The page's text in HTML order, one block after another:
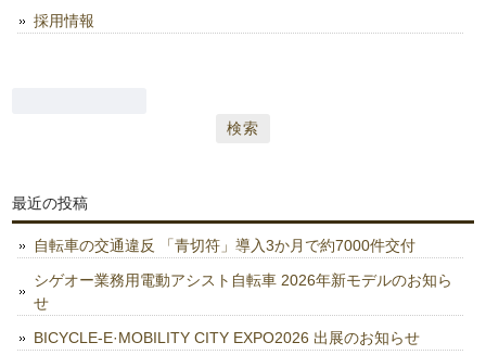
採用情報
索:
最近の投稿
自転車の交通違反 「青切符」導入3か月で約7000件交付
シゲオー業務用電動アシスト自転車 2026年新モデルのお知ら
せ
BICYCLE-E·MOBILITY CITY EXPO2026 出展のお知らせ